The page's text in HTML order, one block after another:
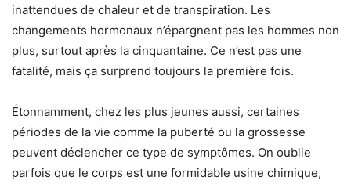
inattendues de chaleur et de transpiration. Les
changements hormonaux n’épargnent pas les hommes non
plus, surtout après la cinquantaine. Ce n’est pas une
fatalité, mais ça surprend toujours la première fois.
Étonnamment, chez les plus jeunes aussi, certaines
périodes de la vie comme la puberté ou la grossesse
peuvent déclencher ce type de symptômes. On oublie
parfois que le corps est une formidable usine chimique,